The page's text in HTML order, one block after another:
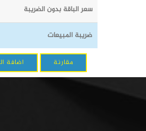
سعر الباقة بدون الضريبة
ضريبة المبيعات
مقارنة اضافة